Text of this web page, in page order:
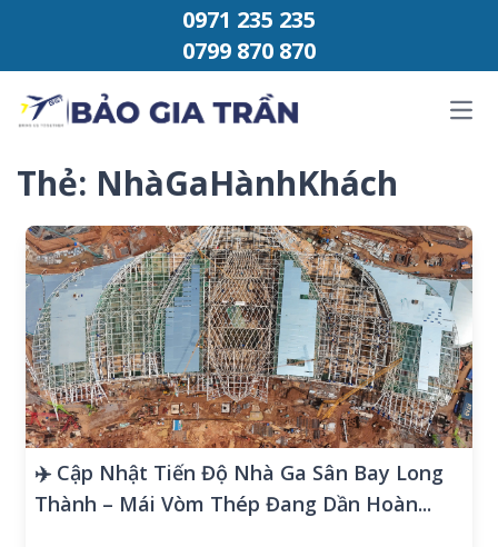
Chuyển đến phần nội dung0971 235 235
0799 870 870
Thẻ: NhàGaHànhKhách
✈️ Cập Nhật Tiến Độ Nhà Ga Sân Bay Long
Thành – Mái Vòm Thép Đang Dần Hoàn...